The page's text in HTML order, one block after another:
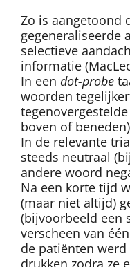
Zo is aangetoond
gegeneraliseerde
selectieve
informatie
In een dot-probe
woorden
boven of
In de relevante
steeds neutraal
andere woord
Na een korte tijd
(maar niet altijd)
(bijvoorbeeld een
verscheen van
de patiënten
drukken zodra ze